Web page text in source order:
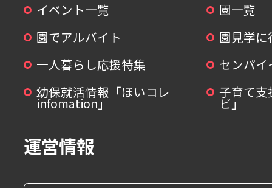
イベント一覧
園一覧
園でアルバイト
園見学
一人暮らし応援特集
センパ
幼保就活情報「ほいコレ
infomation」
子育て支
ビ」
運営情報